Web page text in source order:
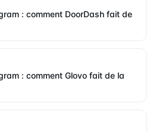
: comment DoorDash fait de
: comment Glovo fait de la